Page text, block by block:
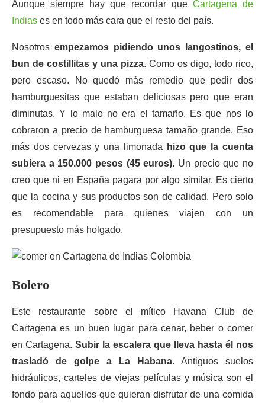
Aunque siempre hay que recordar que Cartagena de
Indias es en todo más cara que el resto del país.
Nosotros empezamos pidiendo unos langostinos, el
bun de costillitas y una pizza. Como os digo, todo rico,
pero escaso. No quedó más remedio que pedir dos
hamburguesitas que estaban deliciosas pero que eran
diminutas. Y lo malo no era el tamaño. Es que nos lo
cobraron a precio de hamburguesa tamaño grande. Eso
más dos cervezas y una limonada
hizo que la cuenta
subiera a 150.000 pesos (45 euros). Un precio que no
creo que ni en España pagara por algo similar. Es cierto
que la cocina y sus productos son de calidad. Pero solo
es recomendable para quienes viajen con un
presupuesto más holgado.
Bolero
Este restaurante sobre el mítico Havana Club de
Cartagena es un buen lugar para cenar, beber o comer
en Cartagena. Subir la escalera que lleva hasta él nos
trasladó de golpe a La Habana. Antiguos suelos
hidráulicos, carteles de viejas películas y música son el
fondo para aquellos que quieran disfrutar de una comida